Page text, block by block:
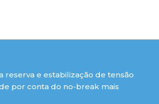
reserva e estabilização de tensão
por conta do no-break mais